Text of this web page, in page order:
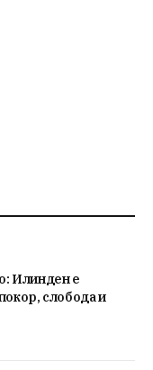
Илинден е
слобода и